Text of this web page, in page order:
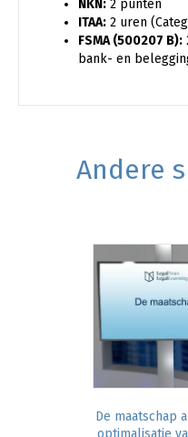
NKN: 2 punten
ITAA: 2 uren
FSMA (500207 B):
bank- en
Andere
De maatschap
optimalisatie